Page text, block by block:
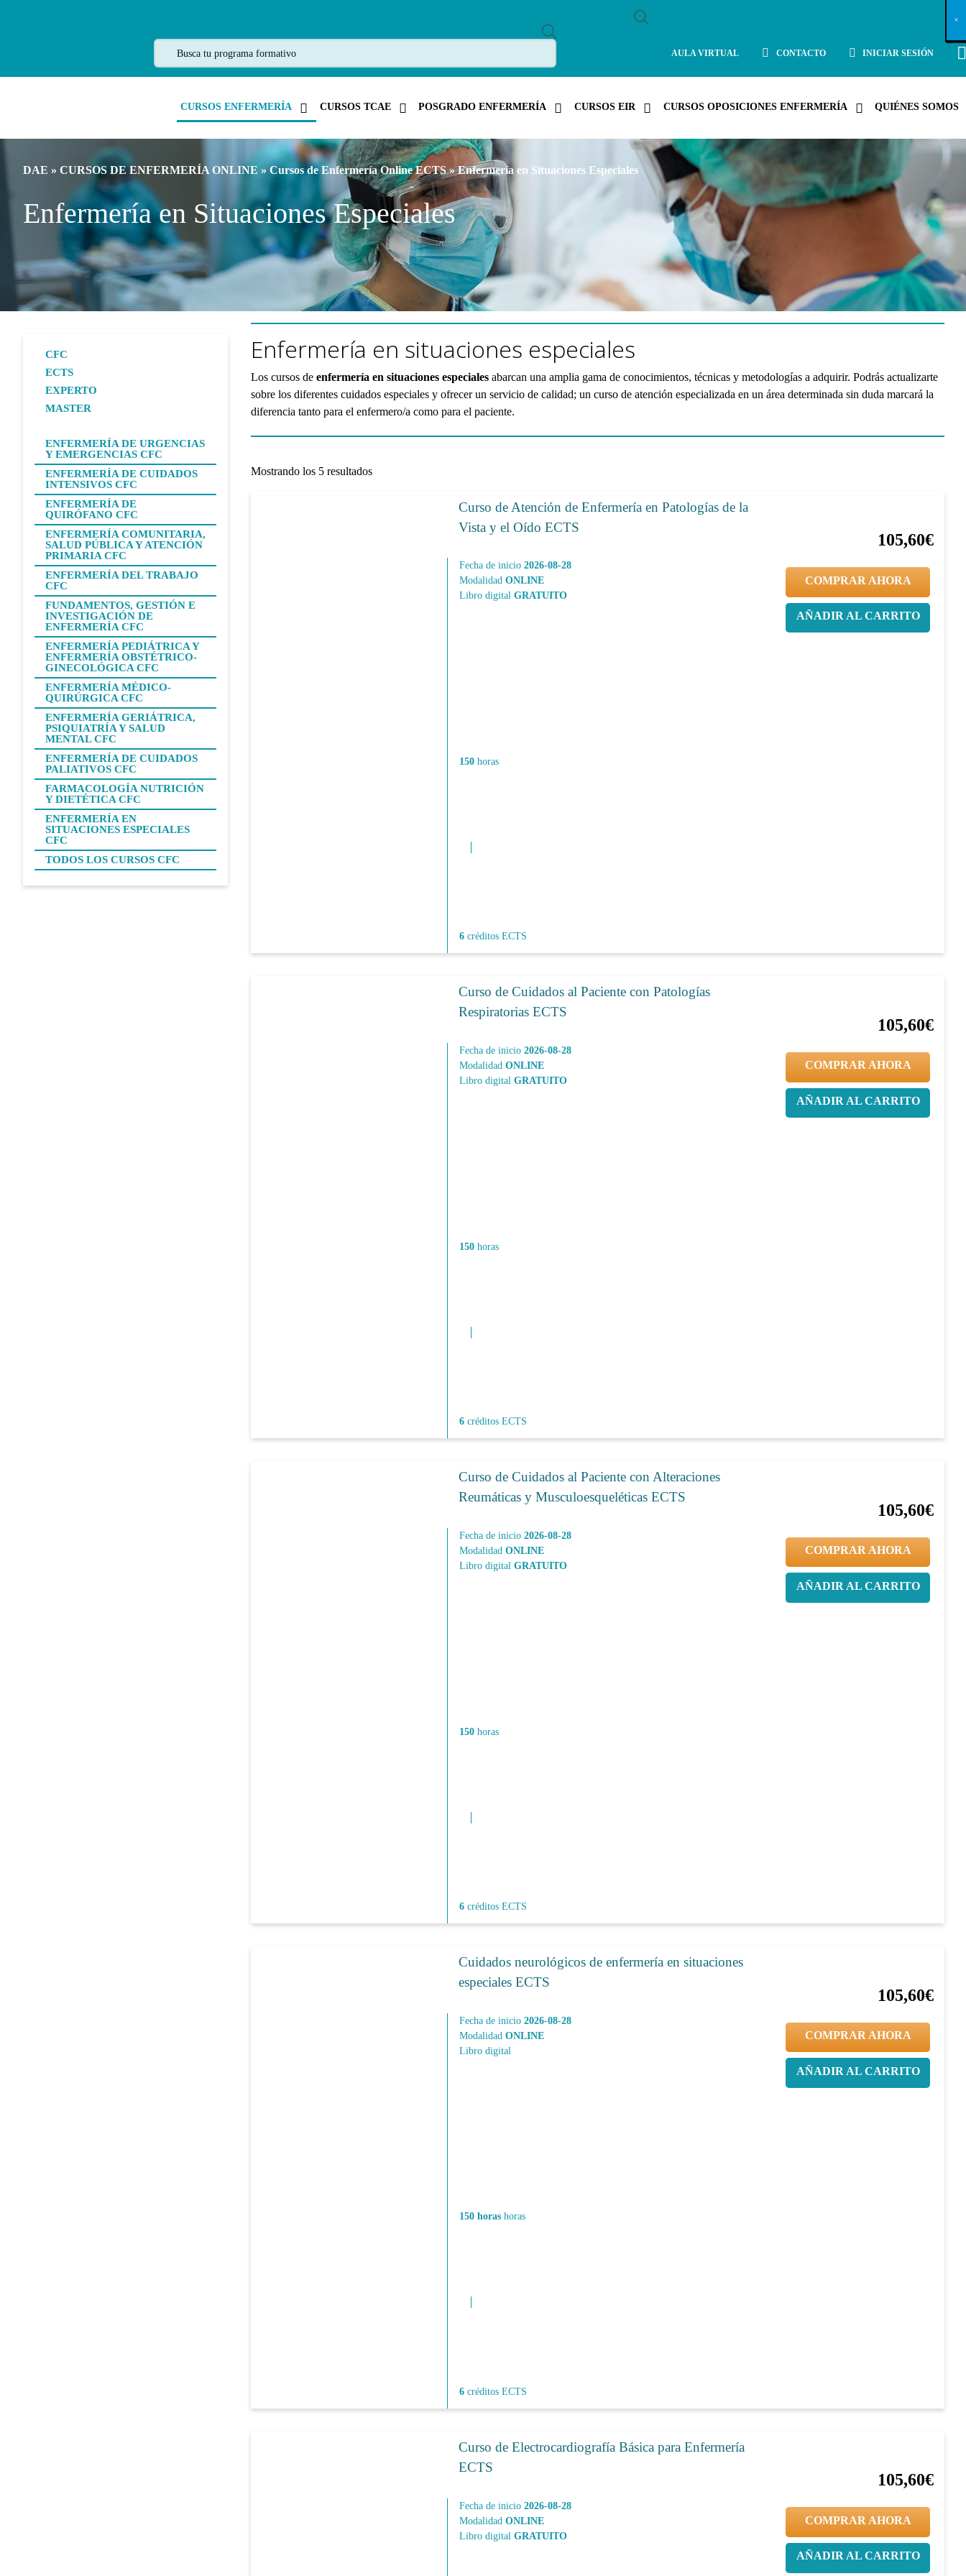
R
D
U
S
C
AULA VIRTUAL CONTACTO INICIAR SESIÓN
CURSOS ENFERMERÍA CURSOS TCAE POSGRADO ENFERMERÍA CURSOS EIR CURSOS OPOSICIONES ENFERMERÍA QUIÉNES SOMOS
DAE » CURSOS DE ENFERMERÍA ONLINE »Cursos de Enfermería Online ECTS» Enfermería en Situaciones Especiales
Enfermería en Situaciones Especiales
CFC
ECTS
EXPERTO
MASTER
ENFERMERÍA DE URGENCIAS
Y EMERGENCIAS CFC
ENFERMERÍA DE CUIDADOS
INTENSIVOS CFC
ENFERMERÍA DE
QUIRÓFANO CFC
ENFERMERÍA COMUNITARIA,
SALUD PÚBLICA Y ATENCIÓN
PRIMARIA CFC
ENFERMERÍA DEL TRABAJO
CFC
FUNDAMENTOS, GESTIÓN E
INVESTIGACIÓN DE
ENFERMERÍA CFC
ENFERMERÍA PEDIÁTRICA Y
ENFERMERÍA OBSTÉTRICO-
GINECOLÓGICA CFC
ENFERMERÍA MÉDICO-
QUIRÚRGICA CFC
ENFERMERÍA GERIÁTRICA,
PSIQUIATRÍA Y SALUD
MENTAL CFC
ENFERMERÍA DE CUIDADOS
PALIATIVOS CFC
FARMACOLOGÍA NUTRICIÓN
Y DIETÉTICA CFC
ENFERMERÍA EN
SITUACIONES ESPECIALES
CFC
TODOS LOS CURSOS CFC
Enfermería en situaciones especiales
Los cursos deenfermería en situaciones especiales abarcan una amplia gama de conocimientos, técnicas y metodologías a adquirir. Podrás actualizarte
sobre los diferentes cuidados especiales y ofrecer un servicio de calidad; un curso de atención especializada en un área determinada sin duda marcará la
diferencia tanto para el enfermero/a como para el paciente.
Mostrando los 5 resultados
Curso de Atención de Enfermería en Patologías de la
Vista y el Oído ECTS
Fecha de inicio 2026-08-28
Modalidad ONLINE
Libro digital GRATUITO
150horas
6créditos ECTS
105,60€
COMPRAR AHORA
AÑADIR AL CARRITO
Curso de Cuidados al Paciente con Patologías
Respiratorias ECTS
Fecha de inicio 2026-08-28
Modalidad ONLINE
Libro digital GRATUITO
150horas
6créditos ECTS
105,60€
COMPRAR AHORA
AÑADIR AL CARRITO
Curso de Cuidados al Paciente con Alteraciones
Reumáticas y Musculoesqueléticas ECTS
Fecha de inicio 2026-08-28
Modalidad ONLINE
Libro digital GRATUITO
150horas
6créditos ECTS
105,60€
COMPRAR AHORA
AÑADIR AL CARRITO
Cuidados neurológicos de enfermería en situaciones
especiales ECTS
Fecha de inicio 2026-08-28
Modalidad ONLINE
Libro digital
150 horashoras
6créditos ECTS
105,60€
COMPRAR AHORA
AÑADIR AL CARRITO
Curso de Electrocardiografía Básica para Enfermería
ECTS
Fecha de inicio 2026-08-28
Modalidad ONLINE
Libro digital GRATUITO
105,60€
COMPRAR AHORA
AÑADIR AL CARRITO
X
×
×
×
×
×
×
×
×
×
×
×
×
×
×
×
×
×
×
×
×
×
×
×
×
×
×
×
×
×
×
×
×
×
×
×
×
×
×
×
×
×
×
×
×
×
×
×
×
×
×
×
×
×
×
×
×
×
×
×
×
×
×
×
×
×
×
×
×
×
×
×
×
×
×
×
×
×
×
×
×
×
×
×
×
×
×
×
×
×
×
×
×
×
×
×
×
×
×
×
×
×
×
×
×
×
×
×
×
×
×
×
×
×
×
×
×
×
×
×
×
×
×
×
×
×
×
×
×
×
×
×
×
×
×
×
×
×
×
×
×
×
×
×
×
×
×
×
×
×
×
×
×
×
×
×
×
×
×
×
×
×
×
×
×
×
×
×
×
×
×
×
×
×
×
×
×
×
×
×
×
×
×
×
×
×
×
×
×
×
×
×
×
×
×
×
×
×
×
×
×
×
×
×
×
×
×
×
×
×
×
×
×
×
×
×
×